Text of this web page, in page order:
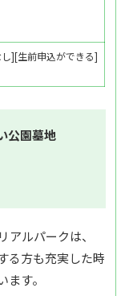
][生前申込ができる]
公園墓地
ルパークは、
る方も充実した時
す。